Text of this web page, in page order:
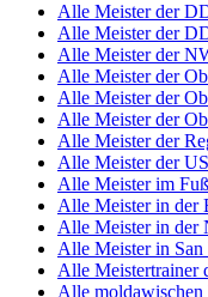
Alle Meister der
Alle Meister der
Alle Meister der
Alle Meister der
Alle Meister der
Alle Meister der
Alle Meister der
Alle Meister der
Alle Meister im
Alle Meister in der
Alle Meister in der
Alle Meister in
Alle Meistertrainer
Alle moldawischen